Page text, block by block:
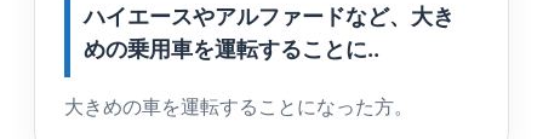
ハイエースやアルファードなど、大き
めの乗用車を運転することに..
大きめの車を運転することになった方。